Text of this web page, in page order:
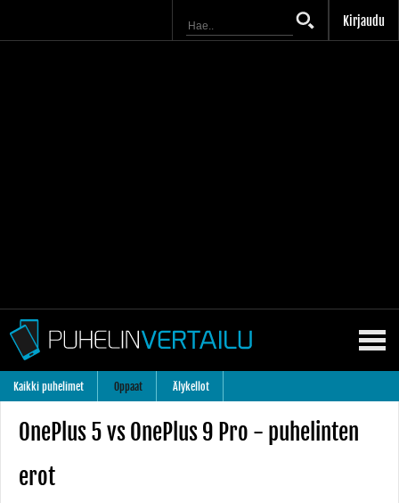
Kirjaudu
Kaikki puhelimet Oppaat Älykellot
OnePlus 5 vs OnePlus 9 Pro - puhelinten
erot